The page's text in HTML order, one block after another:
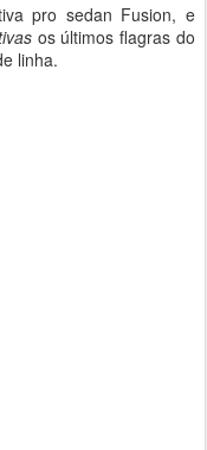
pro sedan Fusion, e
os últimos flagras do
linha.